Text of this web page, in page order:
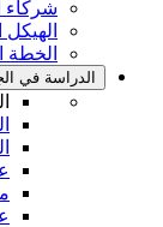
شركاء
الخطة
الدراسة في